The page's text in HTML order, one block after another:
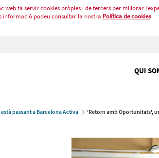
web fa servir cookies pròpies i de tercers per millorar
informació podeu consultar la nostra Política de cookies
QUI
passant a Barcelona Activa